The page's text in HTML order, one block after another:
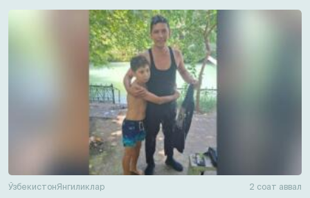
ЎзбекистонЯнгиликлар 2 соат аввал